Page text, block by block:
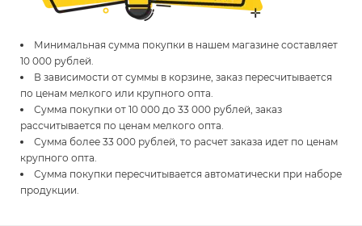
Минимальная сумма покупки в нашем магазине составляет
10 000 рублей.
В зависимости от суммы в корзине, заказ пересчитывается
по ценам мелкого или крупного опта.
Сумма покупки от 10 000 до 33 000 рублей, заказ
рассчитывается по ценам мелкого опта.
Сумма более 33 000 рублей, то расчет заказа идет по ценам
крупного опта.
Сумма покупки пересчитывается автоматически при наборе
продукции.